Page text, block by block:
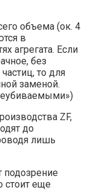
объема (ок. 4
в
агрегата. Если
без
то для
заменой.
ZF,
до
лишь
подозрение
стоит еще